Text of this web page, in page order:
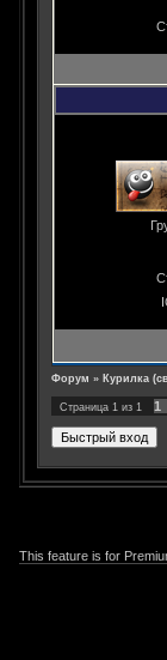
Форум » Курилка
Страница 1 из 1 1
This feature is for